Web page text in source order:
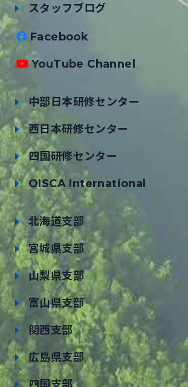
スタッフブログ
Facebook
YouTube Channel
中部日本研修センター
西日本研修センター
四国研修センター
OISCA International
北海道支部
宮城県支部
山梨県支部
富山県支部
関西支部
広島県支部